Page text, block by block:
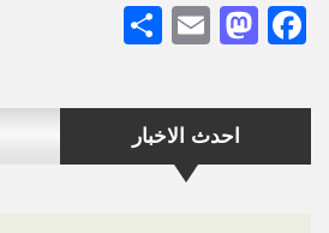
احدث الاخبار
Facebook
Mastodon
Email